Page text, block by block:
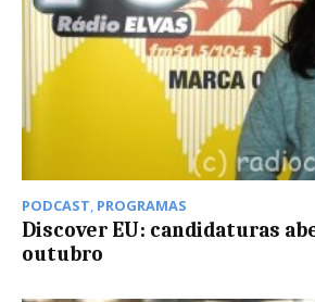
PODCAST, PROGRAMAS
Discover EU: candidaturas
outubro